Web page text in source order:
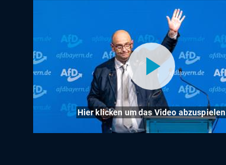
Hier klicken um das Video abzuspielen